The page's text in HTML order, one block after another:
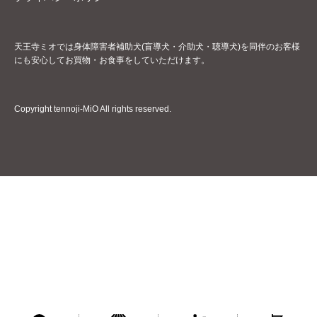
天王寺ミオでは身体障害者補助犬(盲導犬・介助犬・聴導犬)を同伴のお客様
にも安心してお買物・お食事をしていただけます。
Copyright tennoji-MiO All rights reserved.